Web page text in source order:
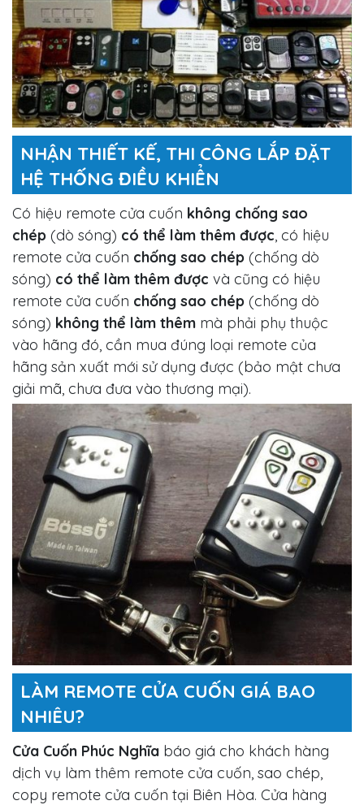
NHẬN THIẾT KẾ, THI CÔNG LẮP ĐẶT
HỆ THỐNG ĐIỀU KHIỂN
Có hiệu remote cửa cuốn không chống sao
chép (dò sóng) có thể làm thêm được, có hiệu
remote cửa cuốn chống sao chép (chống dò
sóng) có thể làm thêm được và cũng có hiệu
remote cửa cuốn chống sao chép (chống dò
sóng) không thể làm thêm mà phải phụ thuộc
vào hãng đó, cần mua đúng loại remote của
hãng sản xuất mới sử dụng được (bảo mật chưa
giải mã, chưa đưa vào thương mại).
LÀM REMOTE CỬA CUỐN GIÁ BAO
NHIÊU?
Cửa Cuốn Phúc Nghĩa báo giá cho khách hàng
dịch vụ làm thêm remote cửa cuốn, sao chép,
copy remote cửa cuốn tại Biên Hòa. Cửa hàng